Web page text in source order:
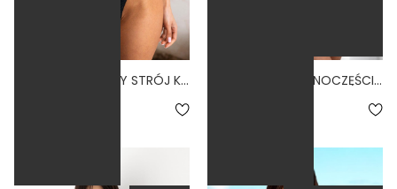
JEDNOCZĘŚCIOWY STRÓJ KĄPIELOWY MODELUJĄCY ZABUDOWANY BASIC SCRUNCHIE CZARNY NERO
VISTA FIERO - JEDNOCZĘŚCIOWY STRÓJ KĄPIELOWY MODELUJĄCY WYCIĘTY CZERWONY